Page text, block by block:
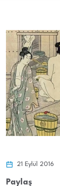
21 Eylül 2016
Paylaş